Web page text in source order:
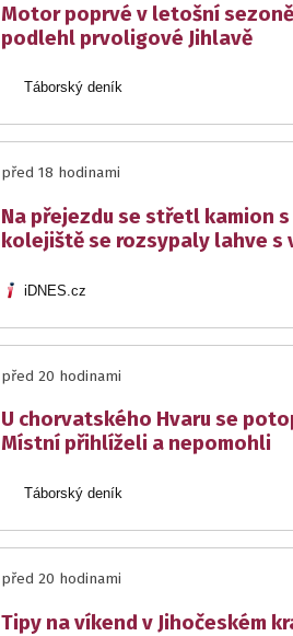
Motor poprvé v letošní
podlehl prvoligové Jihlavě
Táborský deník
před 18 hodinami
Na přejezdu se střetl kamion
kolejiště se rozsypaly lahve s
iDNES.cz
před 20 hodinami
U chorvatského Hvaru se
Místní přihlíželi a nepomohli
Táborský deník
před 20 hodinami
Tipy na víkend v Jihočeském